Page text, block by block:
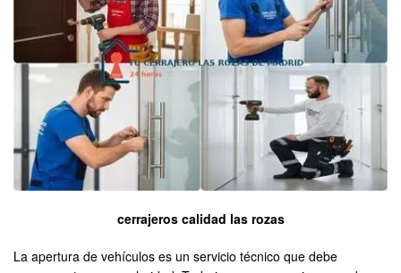
cerrajeros calidad las rozas
La apertura de vehículos es un servicio técnico que debe